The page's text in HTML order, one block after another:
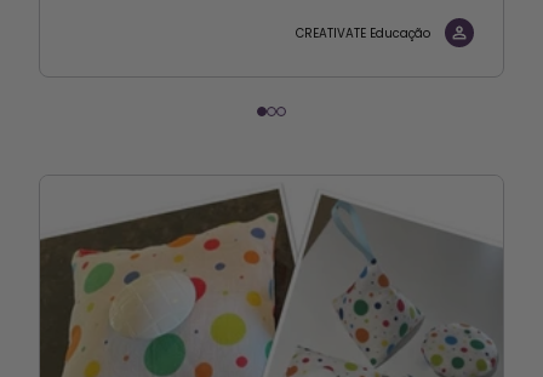
CREATIVATE Educação